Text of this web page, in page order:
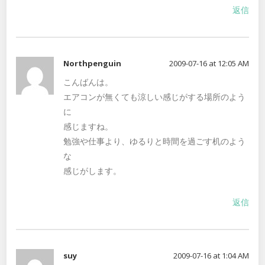
返信
Northpenguin 2009-07-16 at 12:05 AM
こんばんは。
エアコンが無くても涼しい感じがする場所のよう
に
感じますね。
勉強や仕事より、ゆるりと時間を過ごす机のよう
な
感じがします。
返信
suy 2009-07-16 at 1:04 AM